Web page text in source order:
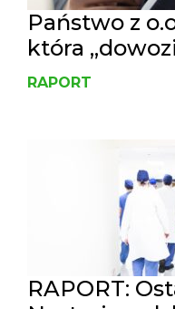
Państwo z
która
RAPORT
RAPORT: